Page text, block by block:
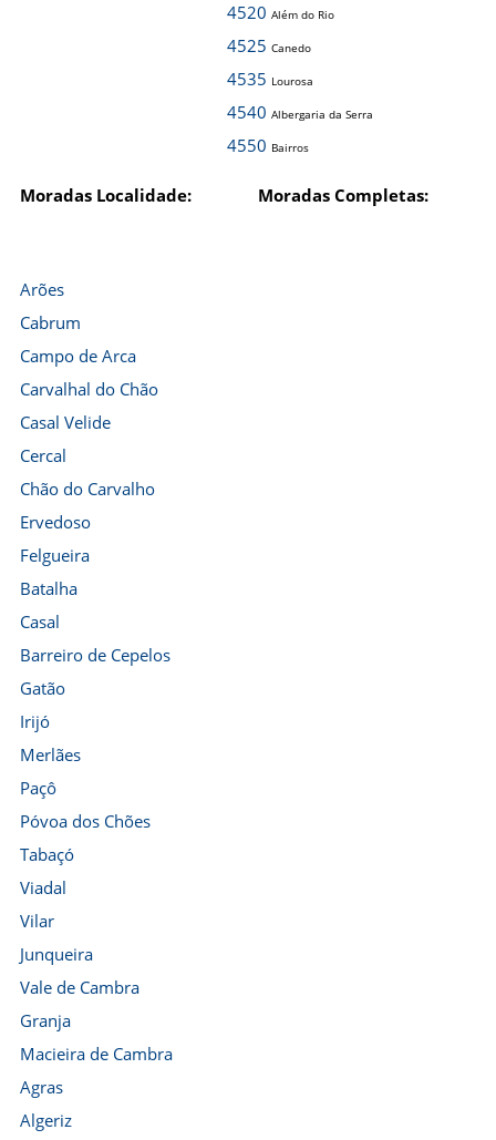
4520 Além do Rio
4525 Canedo
4535 Lourosa
4540 Albergaria da Serra
4550 Bairros
Moradas Localidade: Moradas Completas:
Arões
Cabrum
Campo de Arca
Carvalhal do Chão
Casal Velide
Cercal
Chão do Carvalho
Ervedoso
Felgueira
Batalha
Casal
Barreiro de Cepelos
Gatão
Irijó
Merlães
Paçô
Póvoa dos Chões
Tabaçó
Viadal
Vilar
Junqueira
Vale de Cambra
Granja
Macieira de Cambra
Agras
Algeriz